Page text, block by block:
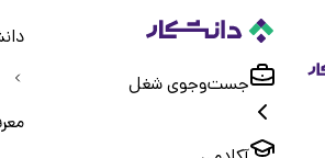
جست‌و‌جوی شغل